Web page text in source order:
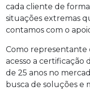
cada cliente de
situações extremas
contamos com o
Como representante
acesso a certificação
de 25 anos no
busca de soluções e